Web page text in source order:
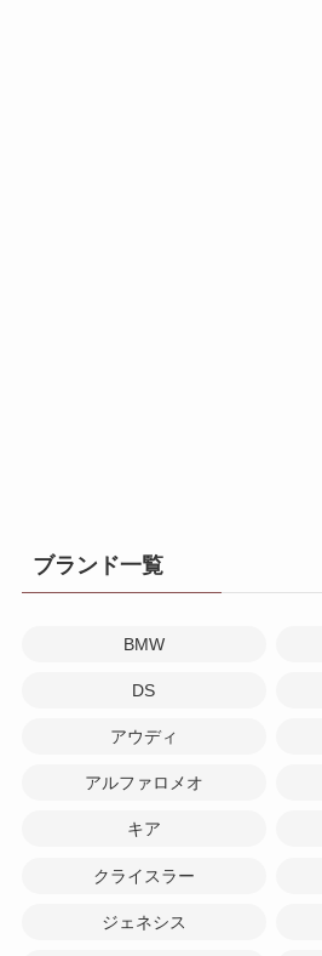
ブランド一覧
BMW
DS
アウディ
アルファロメオ
キア
クライスラー
ジェネシス